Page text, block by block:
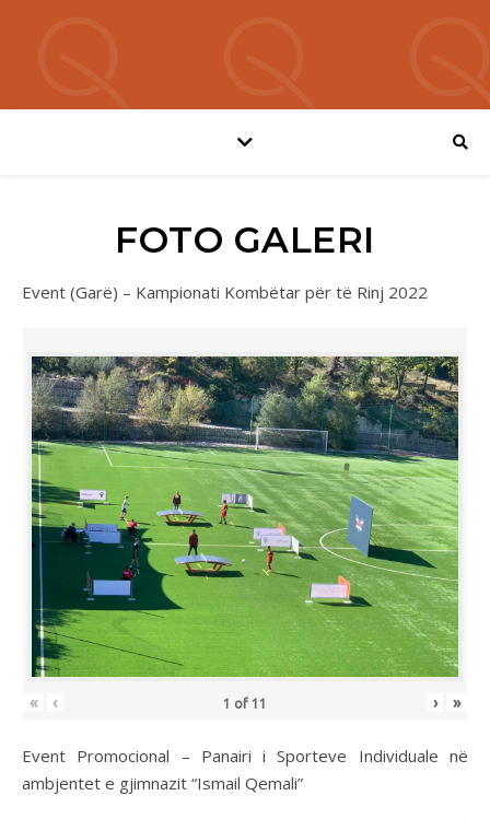
FOTO GALERI
Event (Garë) – Kampionati Kombëtar për të Rinj 2022
« ‹ 1 of 11 › »
Event Promocional – Panairi i Sporteve Individuale në
ambjentet e gjimnazit “Ismail Qemali”